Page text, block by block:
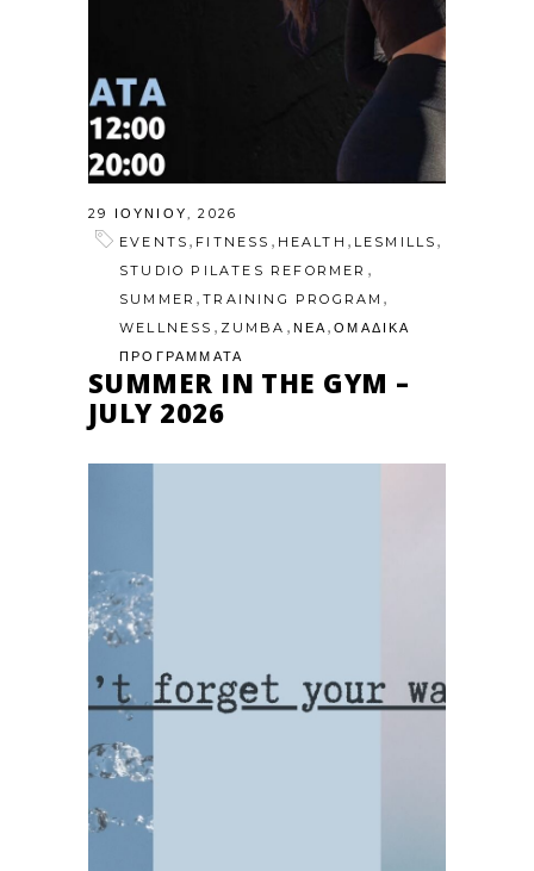
29 ΙΟΥΝΊΟΥ, 2026
EVENTS
FITNESS HEALTH LESMILLS
STUDIO PILATES REFORMER
SUMMER ,TRAINING PROGRAM
WELLNESS ZUMBA ΝΕΑ ,ΟΜΑΔΙΚΑ
ΠΡΟΓΡΑΜΜΑΤΑ
SUMMER IN THE GYM –
JULY 2026